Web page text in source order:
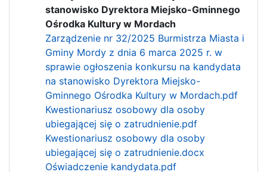
stanowisko Dyrektora Miejsko-Gminnego
Ośrodka Kultury w Mordach
Zarządzenie nr 32/2025 Burmistrza Miasta i
Gminy Mordy z dnia 6 marca 2025 r. w
sprawie ogłoszenia konkursu na kandydata
na stanowisko Dyrektora Miejsko-
Gminnego Ośrodka Kultury w Mordach.pdf
Kwestionariusz osobowy dla osoby
ubiegającej się o zatrudnienie.pdf
Kwestionariusz osobowy dla osoby
ubiegającej się o zatrudnienie.docx
Oświadczenie kandydata.pdf